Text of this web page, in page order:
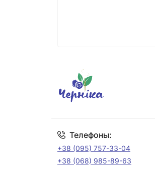
Телефоны:
+38 (095) 757-33-04
+38 (068) 985-89-63